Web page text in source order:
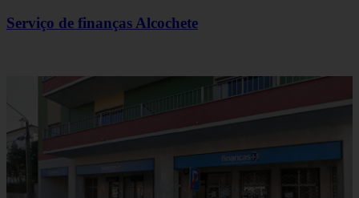
Serviço de finanças Alcochete